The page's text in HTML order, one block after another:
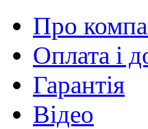
Про
Оплата і
Гарантія
Відео